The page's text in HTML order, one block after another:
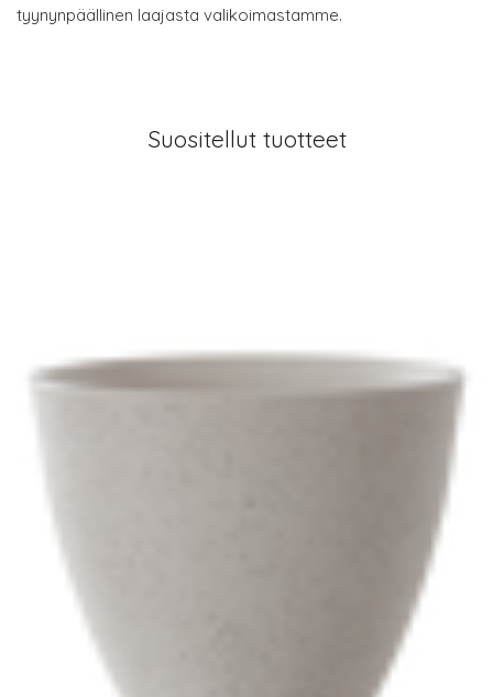
tyynynpäällinen laajasta valikoimastamme.
Suositellut tuotteet